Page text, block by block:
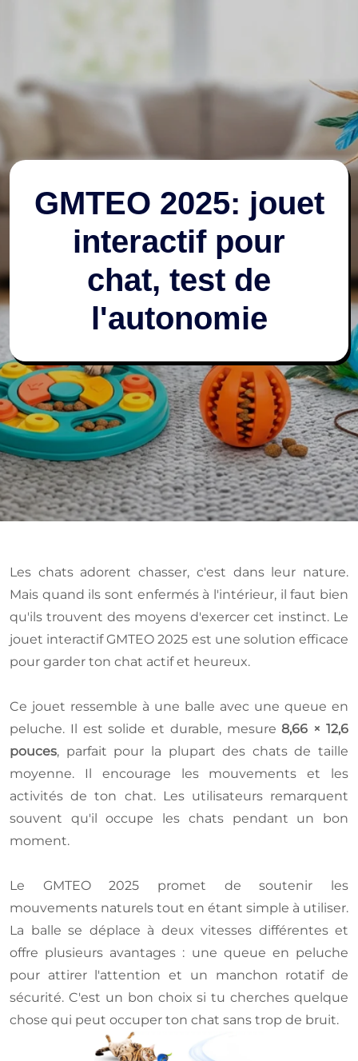
GMTEO 2025: jouet
interactif pour
chat, test de
l'autonomie
Les chats adorent chasser, c'est dans leur nature.
Mais quand ils sont enfermés à l'intérieur, il faut bien
qu'ils trouvent des moyens d'exercer cet instinct. Le
jouet interactif GMTEO 2025 est une solution efficace
pour garder ton chat actif et heureux.
Ce jouet ressemble à une balle avec une queue en
peluche. Il est solide et durable, mesure8,66 × 12,6
pouces, parfait pour la plupart des chats de taille
moyenne. Il encourage les mouvements et les
activités de ton chat. Les utilisateurs remarquent
souvent qu'il occupe les chats pendant un bon
moment.
Le GMTEO 2025 promet de soutenir les
mouvements naturels tout en étant simple à utiliser.
La balle se déplace à deux vitesses différentes et
offre plusieurs avantages : une queue en peluche
pour attirer l'attention et un manchon rotatif de
sécurité. C'est un bon choix si tu cherches quelque
chose qui peut occuper ton chat sans trop de bruit.